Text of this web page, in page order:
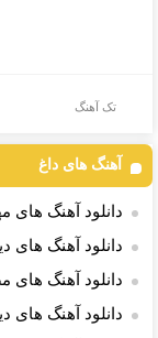
تک آهنگ
آهنگ های داغ
دانلود آهنگ
دانلود آهنگ های
دانلود آهنگ
دانلود آهنگ های